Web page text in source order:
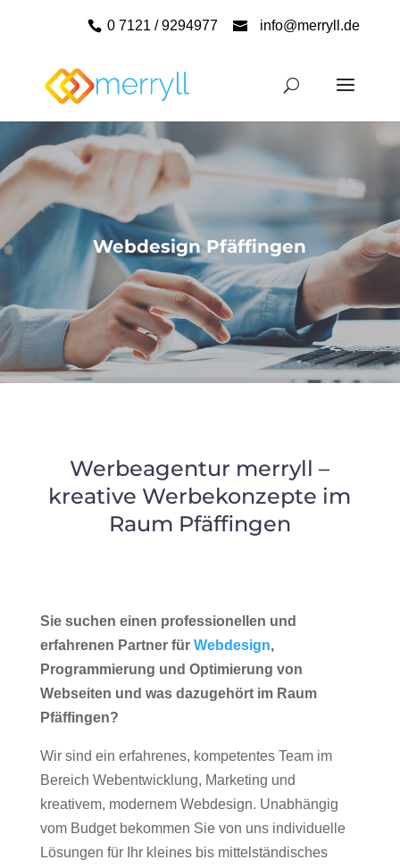
0 7121 / 9294977 info@merryll.de
Webdesign Pfäffingen
Werbeagentur merryll –
kreative Werbekonzepte im
Raum Pfäffingen
Sie suchen einen professionellen und
erfahrenen Partner für Webdesign,
Programmierung und Optimierung von
Webseiten und was dazugehört im Raum
Pfäffingen?
Wir sind ein erfahrenes, kompetentes Team im
Bereich Webentwicklung, Marketing und
kreativem, modernem Webdesign. Unabhängig
vom Budget bekommen Sie von uns individuelle
Lösungen für Ihr kleines bis mittelständisches